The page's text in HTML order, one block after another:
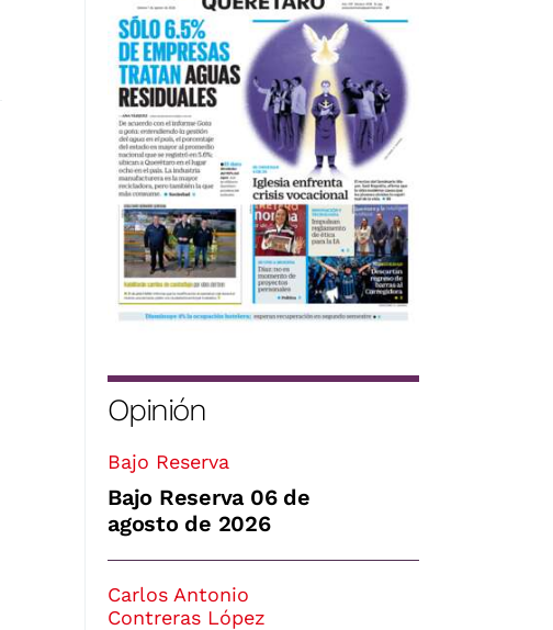
Opinión
Bajo Reserva
Bajo Reserva 06 de
agosto de 2026
Carlos Antonio
Contreras López